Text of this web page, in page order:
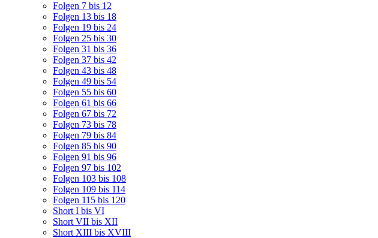
Folgen 7 bis 12
Folgen 13 bis 18
Folgen 19 bis 24
Folgen 25 bis 30
Folgen 31 bis 36
Folgen 37 bis 42
Folgen 43 bis 48
Folgen 49 bis 54
Folgen 55 bis 60
Folgen 61 bis 66
Folgen 67 bis 72
Folgen 73 bis 78
Folgen 79 bis 84
Folgen 85 bis 90
Folgen 91 bis 96
Folgen 97 bis 102
Folgen 103 bis 108
Folgen 109 bis 114
Folgen 115 bis 120
Short I bis VI
Short VII bis XII
Short XIII bis XVIII